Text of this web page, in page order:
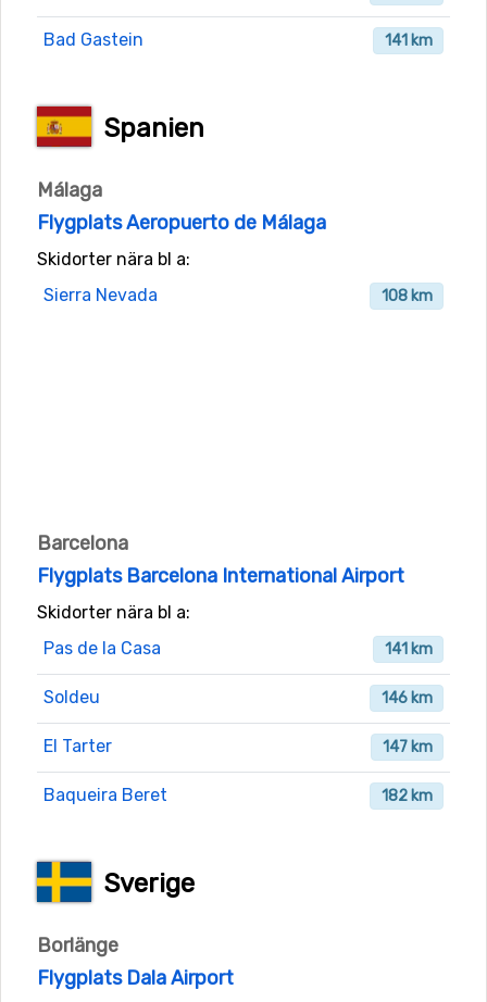
Bad Gastein 141 km
Spanien
Málaga
Flygplats Aeropuerto de Málaga
Skidorter nära bl a:
Sierra Nevada
108 km
Barcelona
Flygplats Barcelona International Airport
Skidorter nära bl a:
Pas de la Casa
141 km
Soldeu 146 km
El Tarter 147 km
Baqueira Beret 182 km
Sverige
Borlänge
Flygplats Dala Airport